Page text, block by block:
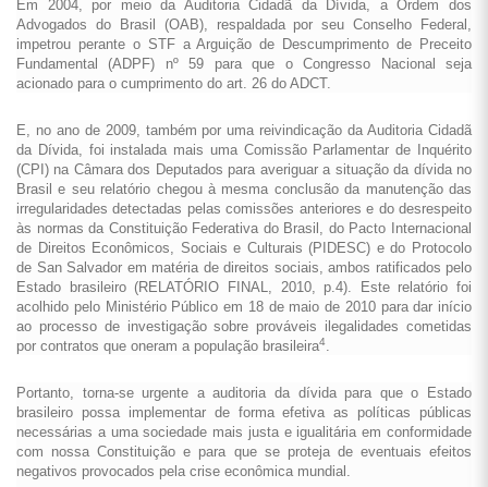
Em 2004, por meio da Auditoria Cidadã da Dívida, a Ordem dos
Advogados do Brasil (OAB), respaldada por seu Conselho Federal,
impetrou perante o STF a Arguição de Descumprimento de Preceito
Fundamental (ADPF) nº 59 para que o Congresso Nacional seja
acionado para o cumprimento do art. 26 do ADCT.
E, no ano de 2009, também por uma reivindicação da Auditoria Cidadã
da Dívida, foi instalada mais uma Comissão Parlamentar de Inquérito
(CPI) na Câmara dos Deputados para averiguar a situação da dívida no
Brasil e seu relatório chegou à mesma conclusão da manutenção das
irregularidades detectadas pelas comissões anteriores e do desrespeito
às normas da Constituição Federativa do Brasil, do Pacto Internacional
de Direitos Econômicos, Sociais e Culturais (PIDESC) e do Protocolo
de San Salvador em matéria de direitos sociais, ambos ratificados pelo
Estado brasileiro (RELATÓRIO FINAL, 2010, p.4). Este relatório foi
acolhido pelo Ministério Público em 18 de maio de 2010 para dar início
ao processo de investigação sobre prováveis ilegalidades cometidas
por contratos que oneram a população brasileira4
Portanto, torna-se urgente a auditoria da dívida para que o Estado
brasileiro possa implementar de forma efetiva as políticas públicas
necessárias a uma sociedade mais justa e igualitária em conformidade
com nossa Constituição e para que se proteja de eventuais efeitos
negativos provocados pela crise econômica mundial.